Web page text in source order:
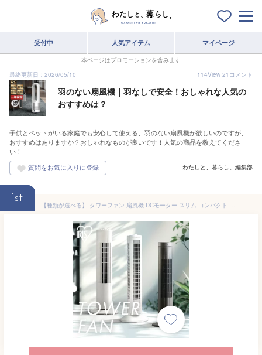
受付中 人気アイテム マイページ
本ページはプロモーションを含みます
最終更新日：2026/05/10
114View 21 コメント
羽のない扇風機｜羽なしで安全！おしゃれな人気の
おすすめは？
子供とペットがいる家庭でも安心して使える、羽のない扇風機が欲しいのですが、
おすすめはありますか？おしゃれなものが良いです！人気の商品を教えてくださ
い！
わたしと、暮らし。編集部
1st
【種類が選べる】 タワーファン 扇風機 DCモーター スリム コンパクト スリムファン 軽量 左右 自動首振り パワフル送風 縦型 タワー型 タワー扇風機 省スペース 簡単操作 アイリスオーヤマ *dc 羽なし扇風機 静音 夏 [2606SN]